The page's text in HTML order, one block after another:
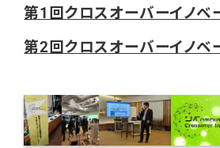
第1回クロスオーバーイノベ
第2回クロスオーバーイノベ